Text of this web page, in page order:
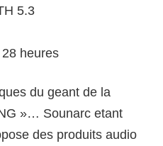
5.3
28 heures
du geant de la
»… Sounarc etant
des produits audio